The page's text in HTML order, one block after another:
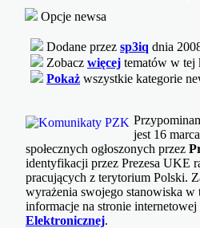
Opcje newsa
Dodane przez sp3iq dnia
Zobacz więcej tematów w tej
Pokaż wszystkie kategorie
jest 16
społecznych ogłoszonych przez
identyfikacji przez Prezesa UKE
pracujących z terytorium Polski.
wyrażenia swojego stanowiska w
informacje na stronie internetowej
Elektronicznej.